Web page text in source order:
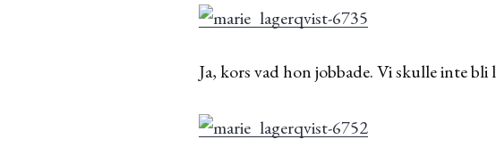
Ja, kors vad hon jobbade. Vi skulle inte